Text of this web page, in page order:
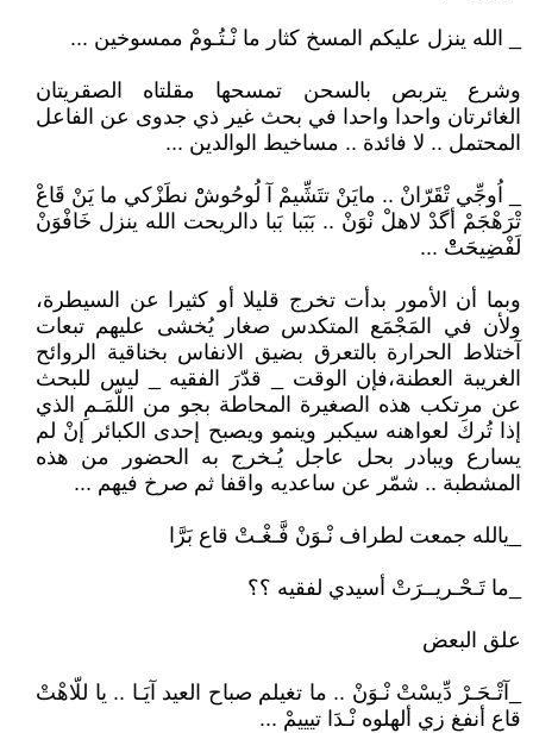
_ الله ينزل عليكم المسخ كثار ما نْـتُـومْ ممسوخين ...
وشرع يتربص بالسحن تمسحها مقلتاه الصقريتان
الغائرتان واحدا واحدا في بحث غير ذي جدوى عن الفاعل
المحتمل .. لا فائدة .. مساخيط الوالدين ...
_ اُوجِّي تْقَرّانْ .. مايَنْ تتَشِّيمْ آ لُوحُوشْْ نطَزْكي ما يَنْ قَاعْ
تْرَهْجَمْ أگدْ لاهلْ نْوَنْ .. بَبَبا بَبا دالريحت الله ينزل خَافْوَنْ
لَفْضِيحَتْْ ...
وبما أن الأمور بدأت تخرج قليلا أو كثيرا عن السيطرة،
ولأن في المَجْمَع المتكدس صغار يُخشى عليهم تبعات
آختلاط الحرارة بالتعرق بضيق الانفاس بخناقية الروائح
الغريبة العطنة،فإن الوقت _ قدّرَ الفقيه _ ليس للبحث
عن مرتكب هذه الصغيرة المحاطة بجو من اللّمَـمِ الذي
إذا تُركَ لعواهنه سيكبر وينمو ويصبح إحدى الكبائر إنْ لم
يسارع ويبادر بحل عاجل يُـخرج به الحضور من هذه
المشطبة .. شمّر عن ساعديه واقفا ثم صرخ فيهم ...
_يالله جمعت لطراف نْـوَنْ فَّـغْـتْ قاع بَرَّا
_ما تَـحْـريــرَتْ أسيدي لفقيه ؟؟
علق البعض
_آتْـحَـرْ دِّيسْتْ نْـوَنْ .. ما تغيلم صباح العيد آيَـا .. يا للّاهْتْ
قاع أنفغ زي ألهلوه نْـدَا تيييمْ ...